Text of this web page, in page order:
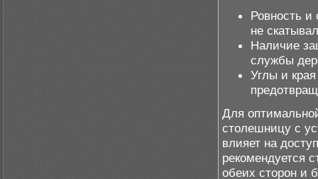
Ровность и
не
Наличие
службы
Углы и
Для
столешницу с
влияет на
рекомендуется
обеих сторон и